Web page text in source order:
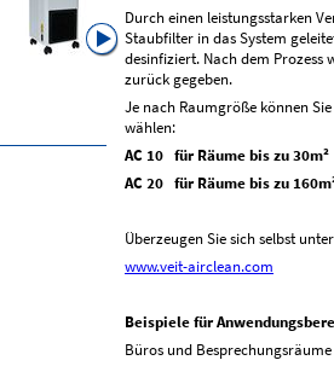
Durch einen leistungsstarken
Staubfilter in das System
desinfiziert. Nach dem
zurück gegeben.
Je nach Raumgröße können
wählen:
AC 10 für Räume bis zu 30m²
AC 20 für Räume bis zu
Überzeugen Sie sich selbst
www.veit-airclean.com
Beispiele für
Büros und Besprechungsräume
VEIT Luftreiniger AC 20